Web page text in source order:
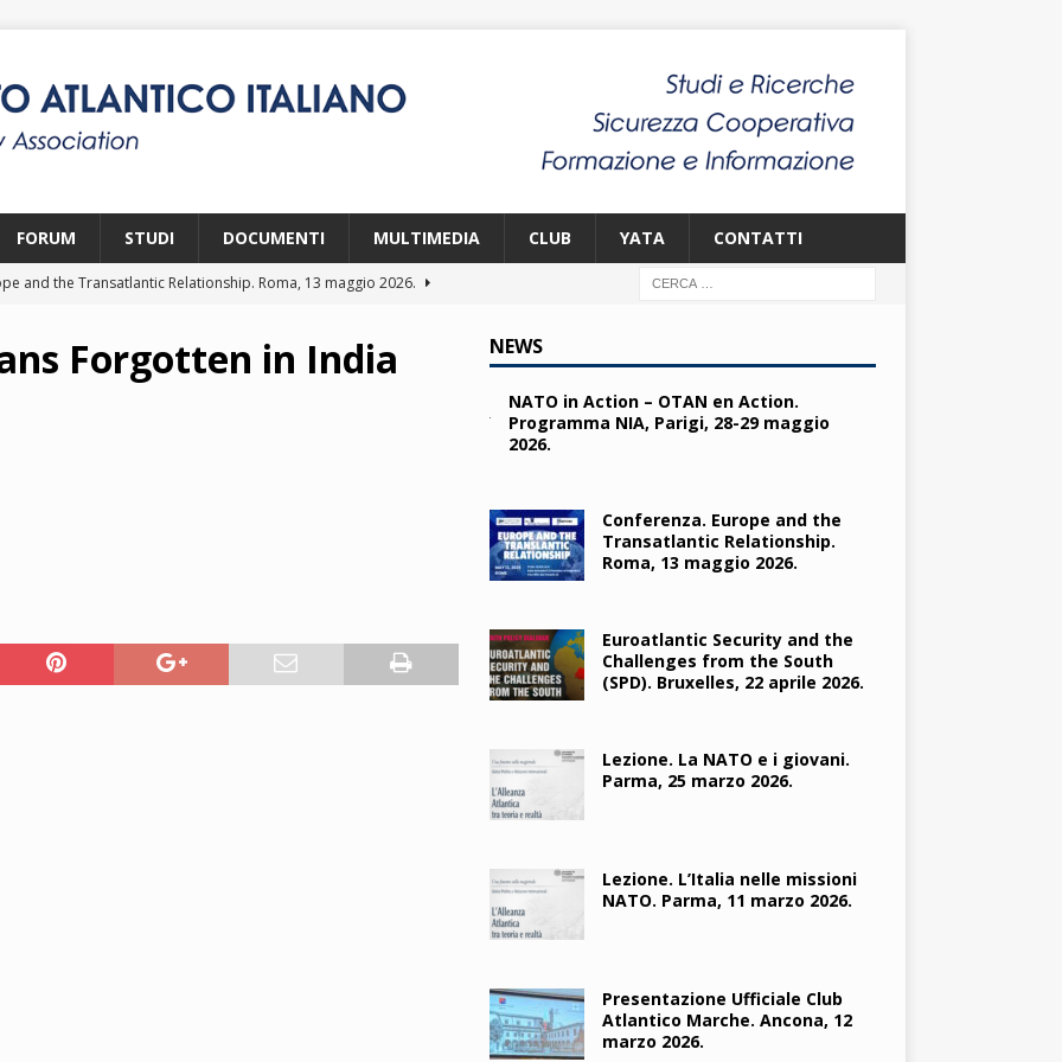
FORUM STUDI DOCUMENTI MULTIMEDIA CLUB YATA CONTATTI
and the Transatlantic Relationship. Roma, 13 maggio 2026.
and the Challenges from the South (SPD). Bruxelles, 22 aprile
Forgotten in India NEWS
NATO in Action – OTAN en Action.
Programma NIA, Parigi, 28-29 maggio
2026.
Conferenza. Europe and the
Transatlantic Relationship.
Roma, 13 maggio 2026.
Euroatlantic Security and the
Challenges from the South
(SPD). Bruxelles, 22 aprile 2026.
Lezione. La NATO e i giovani.
Parma, 25 marzo 2026.
Lezione. L’Italia nelle missioni
NATO. Parma, 11 marzo 2026.
Presentazione Ufficiale Club
Atlantico Marche. Ancona, 12
marzo 2026.